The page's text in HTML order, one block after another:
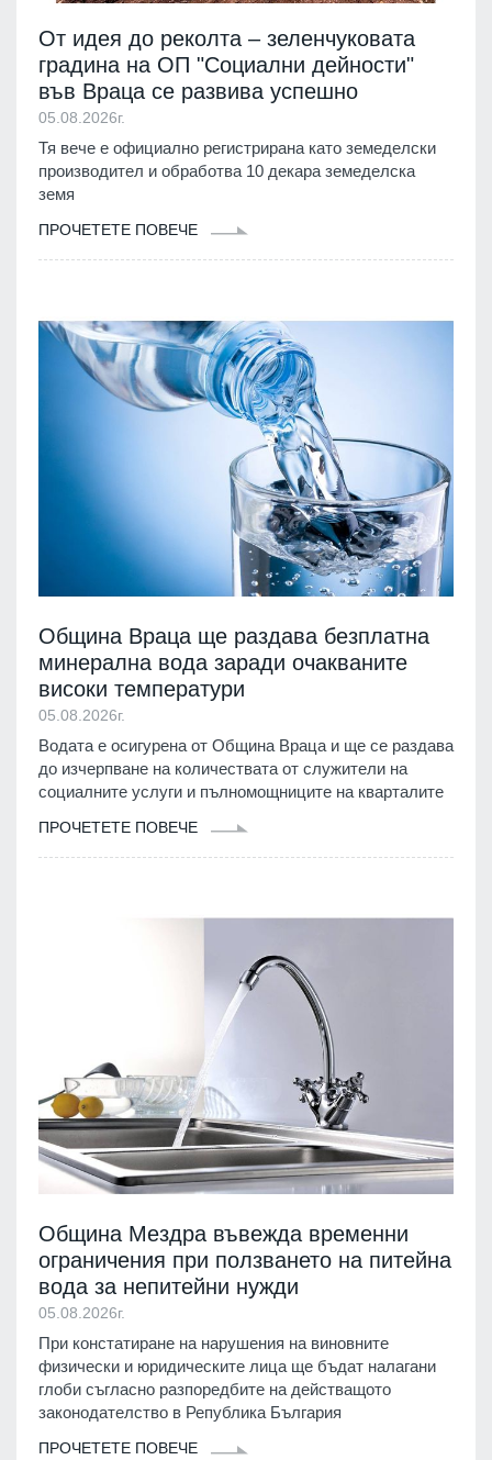
От идея до реколта – зеленчуковата
градина на ОП "Социални дейности"
във Враца се развива успешно
05.08.2026г.
Тя вече е официално регистрирана като земеделски
производител и обработва 10 декара земеделска
земя
ПРОЧЕТЕТЕ ПОВЕЧЕ
Община Враца ще раздава безплатна
минерална вода заради очакваните
високи температури
05.08.2026г.
Водата е осигурена от Община Враца и ще се раздава
до изчерпване на количествата от служители на
социалните услуги и пълномощниците на кварталите
ПРОЧЕТЕТЕ ПОВЕЧЕ
Община Мездра въвежда временни
ограничения при ползването на питейна
вода за непитейни нужди
05.08.2026г.
При констатиране на нарушения на виновните
физически и юридическите лица ще бъдат налагани
глоби съгласно разпоредбите на действащото
законодателство в Република България
ПРОЧЕТЕТЕ ПОВЕЧЕ